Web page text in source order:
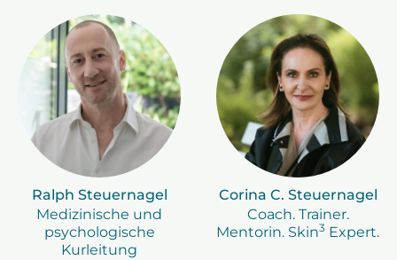
Ralph Steuernagel
Medizinische und
psychologische
Kurleitung
Corina C. Steuernagel
Coach. Trainer.
Mentorin. Skin3 Expert.